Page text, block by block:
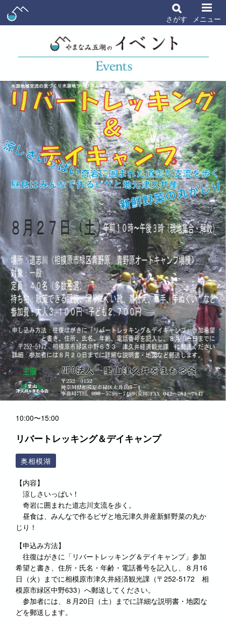
さがす メニュー
10:00〜15:00
リバートレッキング＆デイキャンプ
奥相模湖
【内容】
涼しさいっぱい！
奇岩に囲まれた道志川支流を歩く。
昼食は、みんなで作るピザと地元津久井産新鮮野菜の丸か
じり！
【申込み方法】
往復はがきに「リバートレッキング＆デイキャンプ」参加
希望と書き、住所・氏名・年齢・電話番号を記入し、８月16
日（火）までに相模原市津久井経済観光課（〒252-5172 相
模原市緑区中野633）へ郵送してください。
参加者には、８月20日（土）までに詳細な説明書・地図な
どを郵送します。